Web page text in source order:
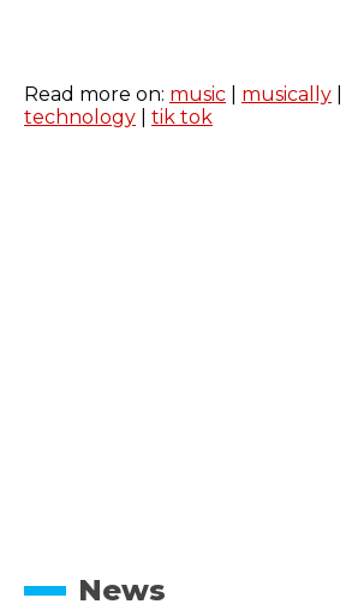
Read more on: music musically
technology
tik tok
News